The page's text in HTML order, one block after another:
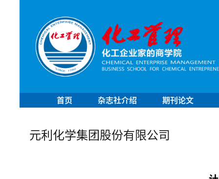
首页 杂志社介绍 期刊论文
元利化学集团股份有限公司